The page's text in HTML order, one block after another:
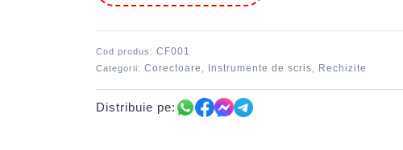
20
Cod produs:CF001
Categorii:Corectoare Instrumente de scris Rechizite
Distribuie pe: